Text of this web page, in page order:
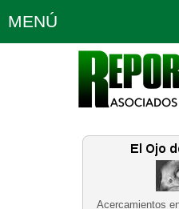
Acercamientos
MENÚ
Política
Planeta